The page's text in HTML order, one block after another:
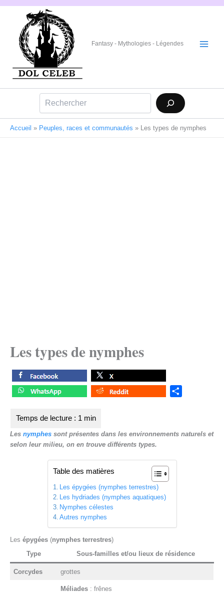
Aller
Fantasy - Mythologies - Légendes
Accueil » Peuples, races et communautés » Les types de nymphes
Les types de nymphes
e
Les nymphes sont présentes dans les environnements naturels et
selon leur milieu, on en trouve différents types.
Table des matières
Les épygées (nymphes terrestres)
Les hydriades (nymphes aquatiques)
Nymphes célestes
Autres nymphes
Les épygées (nymphes terrestres)
Type
Sous-familles et/ou lieux de résidence
Corcydes grottes
Méliades : frênes